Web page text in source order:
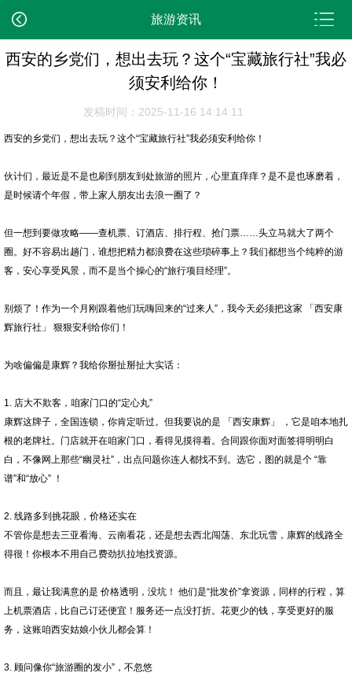
旅游资讯
西安的乡党们，想出去玩？这个“宝藏旅行社”我必
须安利给你！
发稿时间：2025-11-16 14:14:11
西安的乡党们，想出去玩？这个“宝藏旅行社”我必须安利给你！
伙计们，最近是不是也刷到朋友到处旅游的照片，心里直痒痒？是不是也琢磨着，
是时候请个年假，带上家人朋友出去浪一圈了？
但一想到要做攻略——查机票、订酒店、排行程、抢门票……头立马就大了两个
圈。好不容易出趟门，谁想把精力都浪费在这些琐碎事上？我们都想当个纯粹的游
客，安心享受风景，而不是当个操心的“旅行项目经理”。
别烦了！作为一个月刚跟着他们玩嗨回来的“过来人”，我今天必须把这家 「西安康
辉旅行社」 狠狠安利给你们！
为啥偏偏是康辉？我给你掰扯掰扯大实话：
1. 店大不欺客，咱家门口的“定心丸”
康辉这牌子，全国连锁，你肯定听过。但我要说的是 「西安康辉」 ，它是咱本地扎
根的老牌社。门店就开在咱家门口，看得见摸得着。合同跟你面对面签得明明白
白，不像网上那些“幽灵社”，出点问题你连人都找不到。选它，图的就是个 “靠
谱”和“放心” ！
2. 线路多到挑花眼，价格还实在
不管你是想去三亚看海、云南看花，还是想去西北闯荡、东北玩雪，康辉的线路全
得很！你根本不用自己费劲扒拉地找资源。
而且，最让我满意的是 价格透明，没坑！ 他们是“批发价”拿资源，同样的行程，算
上机票酒店，比自己订还便宜！服务还一点没打折。花更少的钱，享受更好的服
务，这账咱西安姑娘小伙儿都会算！
3. 顾问像你“旅游圈的发小”，不忽悠